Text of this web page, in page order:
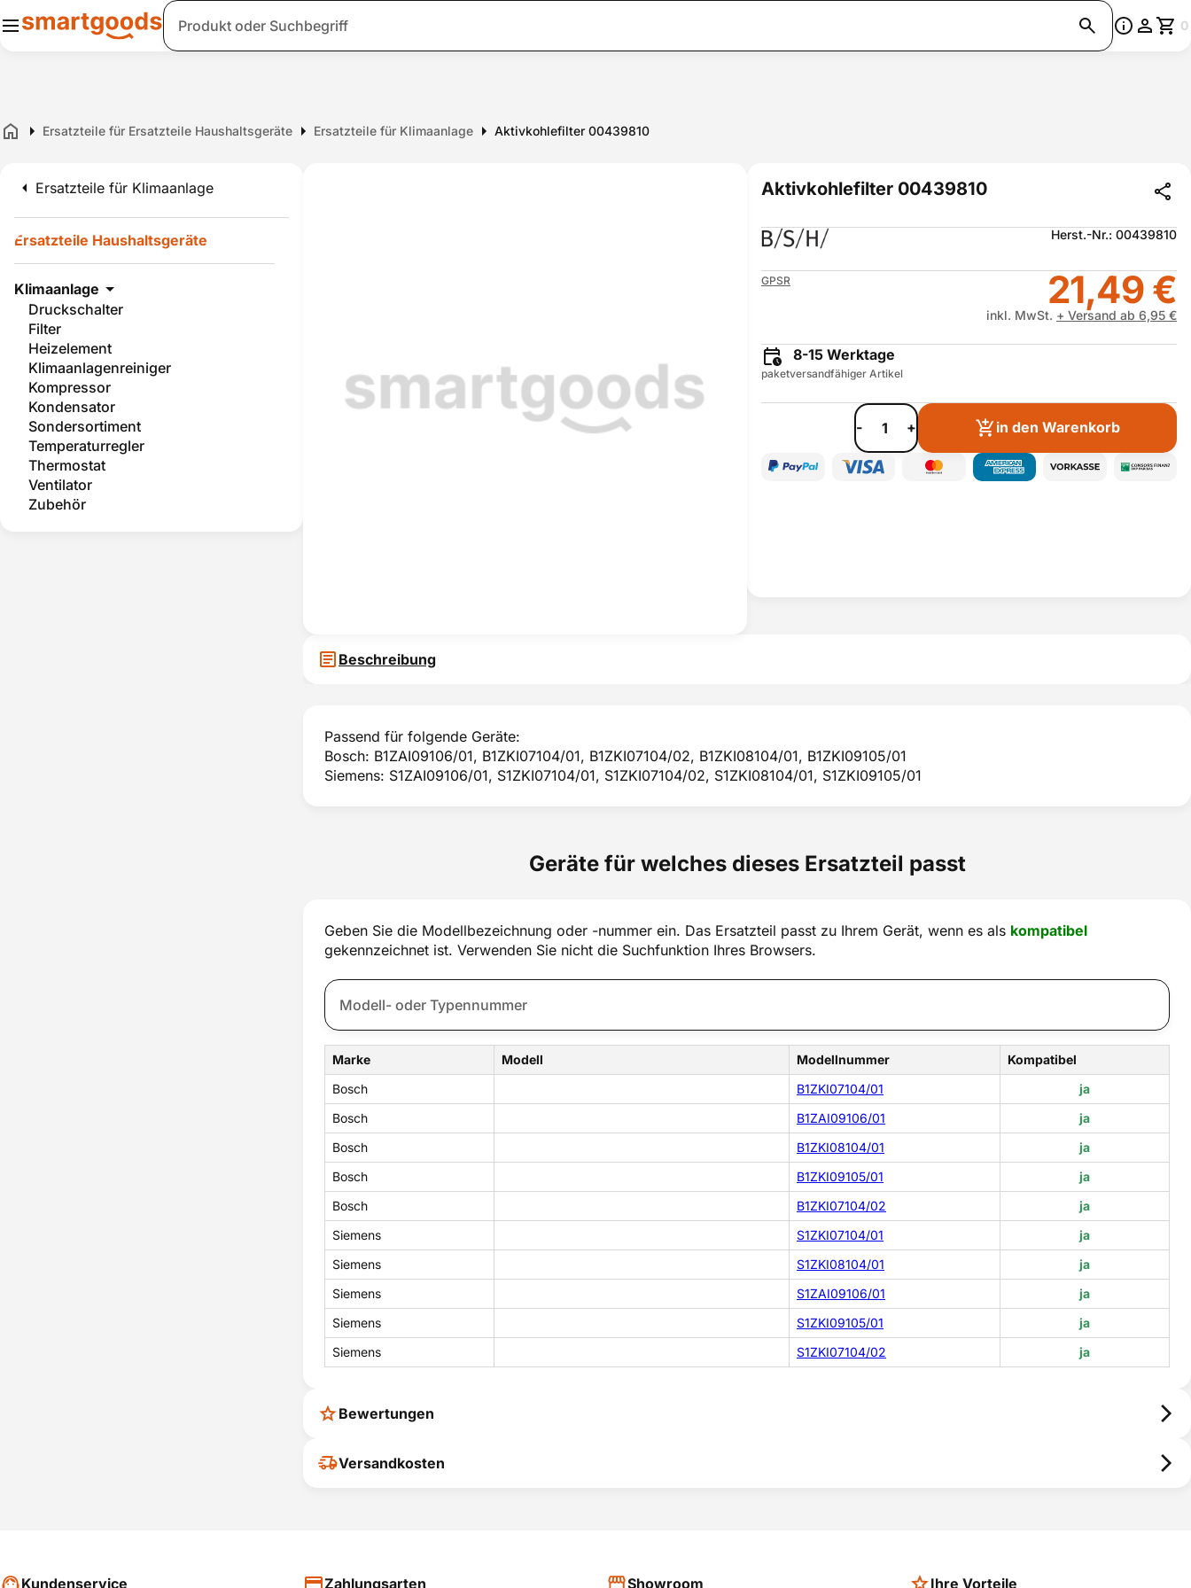
Suche 0
Home Ersatzteile für Ersatzteile Haushaltsgeräte Ersatzteile für Klimaanlage Aktivkohlefilter 00439810
Ersatzteile für Klimaanlage
Ersatzteile Haushaltsgeräte
Klimaanlage
Druckschalter
Filter
Heizelement
Klimaanlagenreiniger
Kompressor
Kondensator
Sondersortiment
Temperaturregler
Thermostat
Ventilator
Zubehör
Aktivkohlefilter 00439810
Herst.-Nr.: 00439810
GPSR 21,49 €
inkl. MwSt. + Versand ab 6,95 €
8-15 Werktage
paketversandfähiger Artikel
- + in den Warenkorb
Beschreibung
Passend für folgende Geräte:
Bosch: B1ZAI09106/01, B1ZKI07104/01, B1ZKI07104/02, B1ZKI08104/01, B1ZKI09105/01
Siemens: S1ZAI09106/01, S1ZKI07104/01, S1ZKI07104/02, S1ZKI08104/01, S1ZKI09105/01
Geräte für welches dieses Ersatzteil passt
Geben Sie die Modellbezeichnung oder -nummer ein. Das Ersatzteil passt zu Ihrem Gerät, wenn es als kompatibel
gekennzeichnet ist. Verwenden Sie nicht die Suchfunktion Ihres Browsers.
Marke Modell Modellnummer
Kompatibel
Bosch
B1ZKI07104/01
ja
Bosch
B1ZAI09106/01
ja
Bosch
B1ZKI08104/01
ja
Bosch
B1ZKI09105/01
ja
Bosch
B1ZKI07104/02
ja
Siemens
S1ZKI07104/01
ja
Siemens
S1ZKI08104/01
ja
Siemens
S1ZAI09106/01
ja
Siemens
S1ZKI09105/01
ja
Siemens
S1ZKI07104/02 ja
Bewertungen
Ihr Feedback hilft uns, uns ständig zu
Versandkosten
Kundenservice Zahlungsarten Showroom Ihre Vorteile